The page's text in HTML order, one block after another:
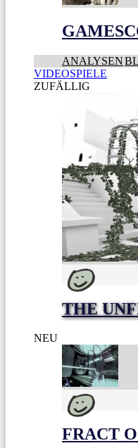
ANALYSEN
VIDEOSPIELE
ZUFÄLLIG
THE
NEU
FRACT